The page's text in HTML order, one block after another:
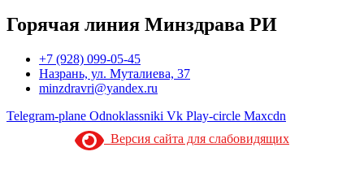
Горячая линия Минздрава РИ
+7 (928) 099-05-45
Назрань, ул. Муталиева, 37
minzdravri@yandex.ru
Telegram-plane Odnoklassniki Vk Play-circle Maxcdn
Версия сайта для слабовидящих